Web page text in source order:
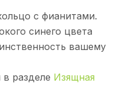
с фианитами.
синего цвета
вашему
разделе Изящная